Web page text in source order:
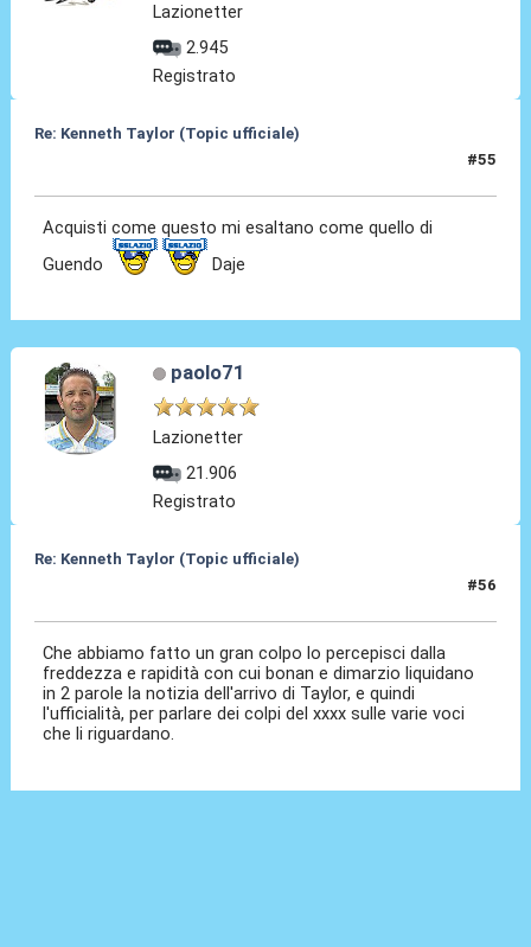
Lazionetter
2.945
Registrato
Re: Kenneth Taylor (Topic ufficiale)
#55
Acquisti come questo mi esaltano come quello di
Guendo
Daje
paolo71
Lazionetter
21.906
Registrato
Re: Kenneth Taylor (Topic ufficiale)
#56
Che abbiamo fatto un gran colpo lo percepisci dalla
freddezza e rapidità con cui bonan e dimarzio liquidano
in 2 parole la notizia dell'arrivo di Taylor, e quindi
l'ufficialità, per parlare dei colpi del xxxx sulle varie voci
che li riguardano.